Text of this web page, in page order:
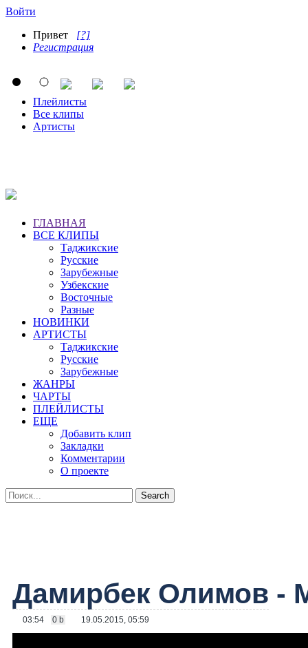
Войти
Привет [?]
Регистрация
Плейлисты
Все клипы
Артисты
ГЛАВНАЯ
ВСЕ КЛИПЫ
Таджикские
Русские
Зарубежные
Узбекские
Восточные
Разные
НОВИНКИ
АРТИСТЫ
Таджикские
Русские
Зарубежные
ЖАНРЫ
ЧАРТЫ
ПЛЕЙЛИСТЫ
ЕЩЕ
Добавить клип
Закладки
Комментарии
О проекте
Дамирбек Олимов -
03:54 0 b 19.05.2015, 05:59